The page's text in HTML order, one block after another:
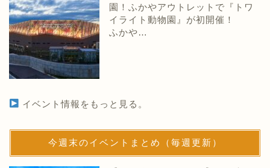
園！ふかやアウトレットで『トワ
イライト動物園』が初開催！
ふかや…
イベント情報をもっと見る。
今週末のイベントまとめ（毎週更新）